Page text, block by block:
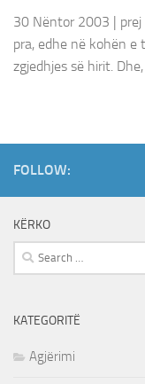
30 Nëntor 2003 | prej
pra, edhe në kohën e
zgjedhjes së hirit.
FOLLOW:
KËRKO
Search
for:
KATEGORITË
Agjërimi